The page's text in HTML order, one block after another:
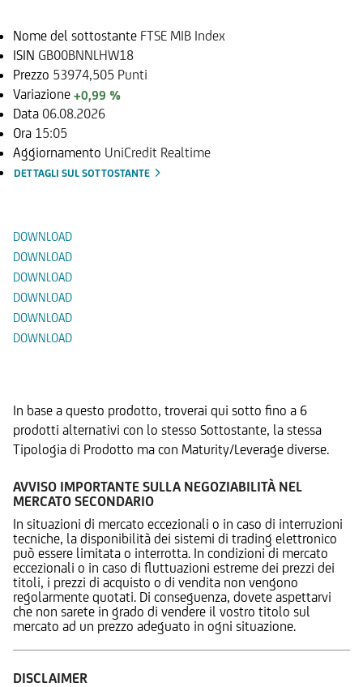
Nome del sottostante FTSE MIB Index
ISIN GB00BNNLHW18
Prezzo 53974,505 Punti
Variazione +0,99 %
Data 06.08.2026
Ora 15:05
Aggiornamento UniCredit Realtime
DETTAGLI SUL SOTTOSTANTE
DOWNLOAD
DOWNLOAD
DOWNLOAD
DOWNLOAD
DOWNLOAD
DOWNLOAD
In base a questo prodotto, troverai qui sotto fino a 6
prodotti alternativi con lo stesso Sottostante, la stessa
Tipologia di Prodotto ma con Maturity/Leverage diverse.
AVVISO IMPORTANTE SULLA NEGOZIABILITÀ NEL
MERCATO SECONDARIO
In situazioni di mercato eccezionali o in caso di interruzioni
tecniche, la disponibilità dei sistemi di trading elettronico
può essere limitata o interrotta. In condizioni di mercato
eccezionali o in caso di fluttuazioni estreme dei prezzi dei
titoli, i prezzi di acquisto o di vendita non vengono
regolarmente quotati. Di conseguenza, dovete aspettarvi
che non sarete in grado di vendere il vostro titolo sul
mercato ad un prezzo adeguato in ogni situazione.
DISCLAIMER